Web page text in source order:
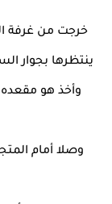
خرجت من غرفة
ينتظرها بجوار
وأخذ هو مقعده
وصلا أمام